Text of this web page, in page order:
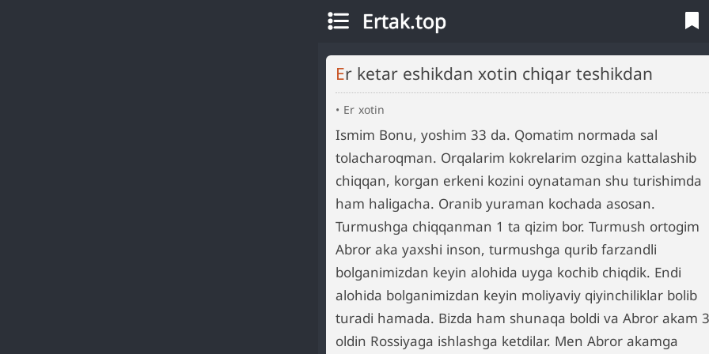
Ertak.top
Er ketar eshikdan xotin chiqar teshikdan
Er xotin
Ismim Bonu, yoshim 33 da. Qomatim normada sal
tolacharoqman. Orqalarim kokrelarim ozgina kattalashib
chiqqan, korgan erkeni kozini oynataman shu turishimda
ham haligacha. Oranib yuraman kochada asosan.
Turmushga chiqqanman 1 ta qizim bor. Turmush ortogim
Abror aka yaxshi inson, turmushga qurib farzandli
bolganimizdan keyin alohida uyga kochib chiqdik. Endi
alohida bolganimizdan keyin moliyaviy qiyinchiliklar bolib
turadi hamada. Bizda ham shunaqa boldi va Abror akam
oldin Rossiyaga ishlashga ketdilar. Men Abror akamga